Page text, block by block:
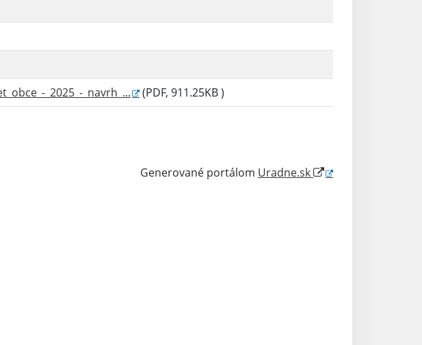
_2025_-_navrh_... (PDF, 911.25KB )
Generované portálom Uradne.sk